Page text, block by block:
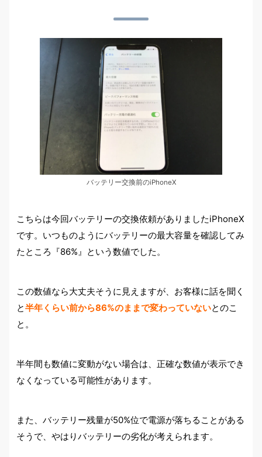
バッテリー交換前のiPhoneX
こちらは今回バッテリーの交換依頼がありましたiPhoneX
です。いつものようにバッテリーの最大容量を確認してみ
たところ『86%』という数値でした。
この数値なら大丈夫そうに見えますが、お客様に話を聞く
と半年くらい前から86%のままで変わっていないとのこ
と。
半年間も数値に変動がない場合は、正確な数値が表示でき
なくなっている可能性があります。
また、バッテリー残量が50%位で電源が落ちることがある
そうで、やはりバッテリーの劣化が考えられます。